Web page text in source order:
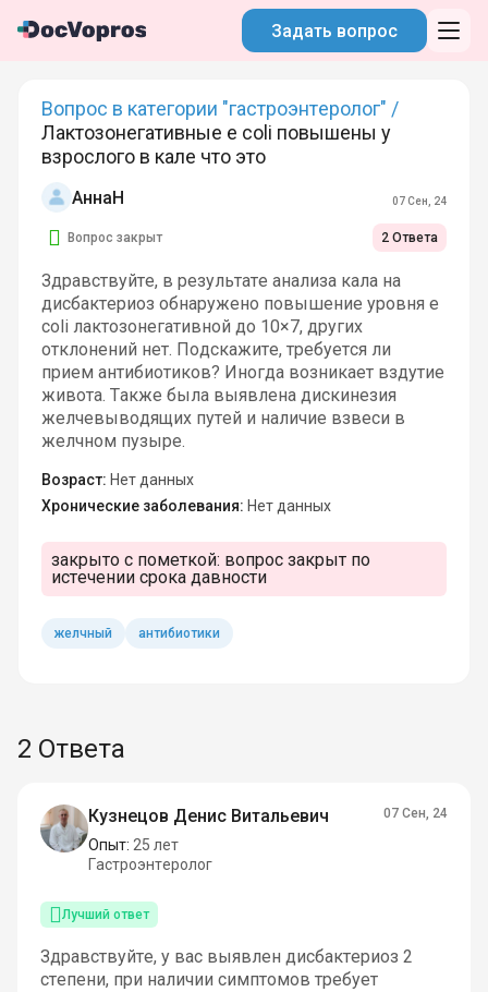
Задать вопрос
Вопрос в категории "гастроэнтеролог" /
Лактозонегативные e coli повышены у
взрослого в кале что это
АннаН 07 Сен, 24
Вопрос закрыт 2 Ответа
Здравствуйте, в результате анализа кала на
дисбактериоз обнаружено повышение уровня e
coli лактозонегативной до 10×7, других
отклонений нет. Подскажите, требуется ли
прием антибиотиков? Иногда возникает вздутие
живота. Также была выявлена дискинезия
желчевыводящих путей и наличие взвеси в
желчном пузыре.
Возраст: Нет данных
Хронические заболевания: Нет данных
закрыто с пометкой: вопрос закрыт по
истечении срока давности
желчный антибиотики
2 Ответа
Кузнецов Денис Витальевич
Опыт: 25 лет
Гастроэнтеролог
07 Сен, 24
Лучший ответ
Здравствуйте, у вас выявлен дисбактериоз 2
степени, при наличии симптомов требует